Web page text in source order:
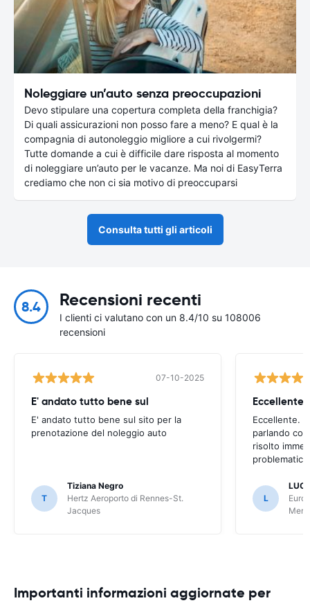
Noleggiare un’auto senza preoccupazioni
Devo stipulare una copertura completa della franchigia?
Di quali assicurazioni non posso fare a meno? E qual è la
compagnia di autonoleggio migliore a cui rivolgermi?
Tutte domande a cui è difficile dare risposta al momento
di noleggiare un’auto per le vacanze. Ma noi di EasyTerra
crediamo che non ci sia motivo di preoccuparsi
Consulta tutti gli articoli
8.4 Recensioni recenti
I clienti ci valutano con un 8.4/10 su 108006
recensioni
07-10-2025
E' andato tutto bene sul
E' andato tutto bene sul sito per la
prenotazione del noleggio auto
T
Tiziana Negro
Hertz Aeroporto di Rennes-St.
Jacques
Eccellente.
parlando
risolto
L
Importanti informazioni aggiornate per